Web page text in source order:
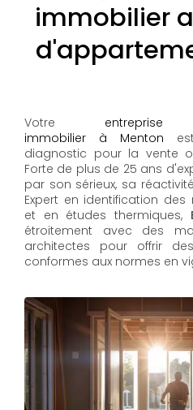
immobilier
Votre
immobilier à Menton
diagnostic pour la vente
Forte de plus de 25 ans
par son sérieux, sa
Expert en identification
et en études thermiques,
étroitement avec des
architectes pour offrir
conformes aux normes en